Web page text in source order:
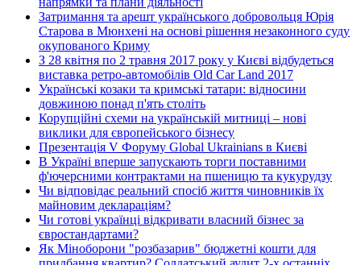
Затримання та арешт українського добровольця Юрія
Старова в Мюнхені на основі рішення незаконного суду
окупованого Криму
З 28 квітня по 2 травня 2017 року у Києві відбудеться
виставка ретро-автомобілів Old Car Land 2017
Українські козаки та кримські татари: відносини
довжиною понад п'ять століть
Корупційні схеми на українській митниці – нові
виклики для європейського бізнесу
Презентація V Форуму Global Ukrainians в Києві
В Україні вперше запускають торги поставними
ф'ючерсними контрактами на пшеницю та кукурудзу
Чи відповідає реальний спосіб життя чиновників їх
майновим деклараціям?
Чи готові українці відкривати власний бізнес за
євростандартами?
Як Міноборони "розбазарив" бюджетні кошти для